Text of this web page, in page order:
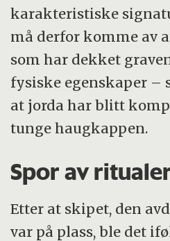
karakteristiske
må derfor komme av
som har dekket
fysiske egenskaper –
at jorda har blitt
tunge haugkappen.
Spor av
Etter at skipet, den
var på plass, ble det